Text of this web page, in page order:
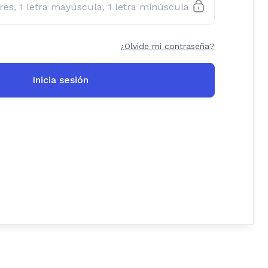
¿Olvide mi contraseña?